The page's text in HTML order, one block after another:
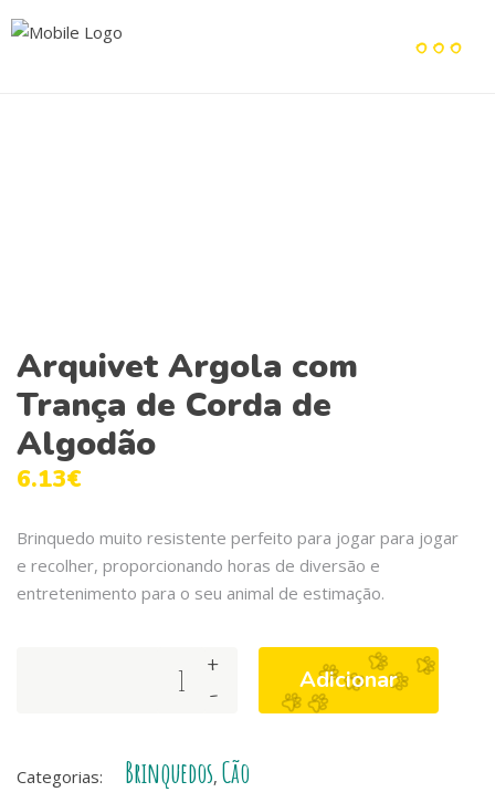
Arquivet Argola com
Trança de Corda de
Algodão
6.13€
Brinquedo muito resistente perfeito para jogar para jogar
e recolher, proporcionando horas de diversão e
entretenimento para o seu animal de estimação.
de
-
+ Adicionar
Categorias: Brinquedos, Cão